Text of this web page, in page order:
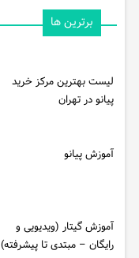
برترین ها
لیست بهترین مرکز خرید
پیانو در تهران
آموزش پیانو
آموزش گیتار (ویدیویی و
رایگان – مبتدی تا پیشرفته)